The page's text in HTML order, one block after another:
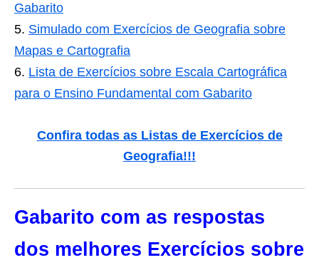
Gabarito
Simulado com Exercícios de Geografia sobre
Mapas e Cartografia
Lista de Exercícios sobre Escala Cartográfica
para o Ensino Fundamental com Gabarito
Confira todas as Listas de Exercícios de
Geografia!!!
Gabarito com as respostas
dos melhores Exercícios sobre